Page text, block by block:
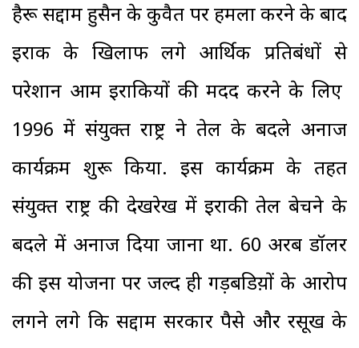
हैरू सद्दाम हुसैन के कुवैत पर हमला करने के बाद
इराक के खिलाफ लगे आर्थिक प्रतिबंधों से
परेशान आम इराकियों की मदद करने के लिए
1996 में संयुक्त राष्ट्र ने तेल के बदले अनाज
कार्यक्रम शुरू किया. इस कार्यक्रम के तहत
संयुक्त राष्ट्र की देखरेख में इराकी तेल बेचने के
बदले में अनाज दिया जाना था. 60 अरब डॉलर
की इस योजना पर जल्द ही गड़बडिय़ों के आरोप
लगने लगे कि सद्दाम सरकार पैसे और रसूख के